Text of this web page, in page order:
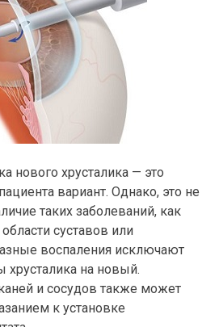
нового хрусталика — это
вариант. Однако, это не
таких заболеваний, как
суставов или
воспаления исключают
на новый.
и сосудов также может
к установке